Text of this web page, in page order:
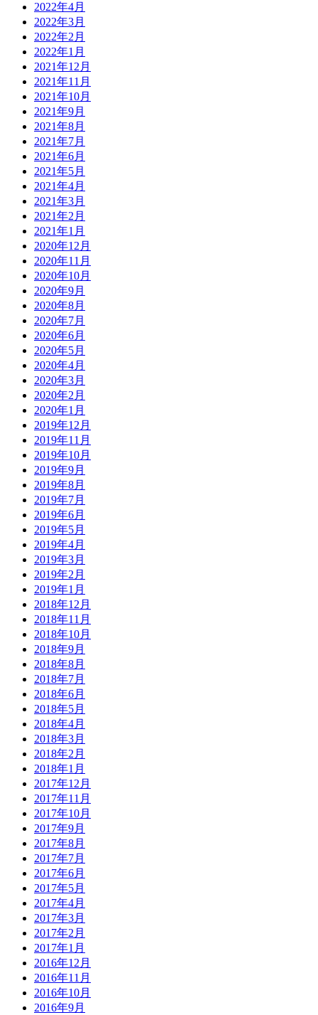
2022年4月
2022年3月
2022年2月
2022年1月
2021年12月
2021年11月
2021年10月
2021年9月
2021年8月
2021年7月
2021年6月
2021年5月
2021年4月
2021年3月
2021年2月
2021年1月
2020年12月
2020年11月
2020年10月
2020年9月
2020年8月
2020年7月
2020年6月
2020年5月
2020年4月
2020年3月
2020年2月
2020年1月
2019年12月
2019年11月
2019年10月
2019年9月
2019年8月
2019年7月
2019年6月
2019年5月
2019年4月
2019年3月
2019年2月
2019年1月
2018年12月
2018年11月
2018年10月
2018年9月
2018年8月
2018年7月
2018年6月
2018年5月
2018年4月
2018年3月
2018年2月
2018年1月
2017年12月
2017年11月
2017年10月
2017年9月
2017年8月
2017年7月
2017年6月
2017年5月
2017年4月
2017年3月
2017年2月
2017年1月
2016年12月
2016年11月
2016年10月
2016年9月